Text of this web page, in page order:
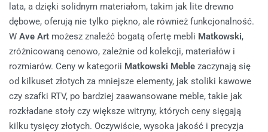
lata, a dzięki solidnym materiałom, takim jak lite drewno
dębowe, oferują nie tylko piękno, ale również funkcjonalność.
W Ave Art możesz znaleźć bogatą ofertę mebli Matkowski,
zróżnicowaną cenowo, zależnie od kolekcji, materiałów i
rozmiarów. Ceny w kategorii Matkowski Meble zaczynają się
od kilkuset złotych za mniejsze elementy, jak stoliki kawowe
czy szafki RTV, po bardziej zaawansowane meble, takie jak
rozkładane stoły czy większe witryny, których ceny sięgają
kilku tysięcy złotych. Oczywiście, wysoka jakość i precyzja